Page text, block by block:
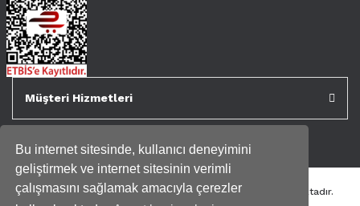
Bu internet sitesinde, kullanıcı deneyimini
geliştirmek ve internet sitesinin verimli
çalışmasını sağlamak amacıyla çerezler
Müşteri Hizmetleri
Tüm kredi kartı bilgileriniz 256bit SSL Sertifikası ile korunmaktadır.